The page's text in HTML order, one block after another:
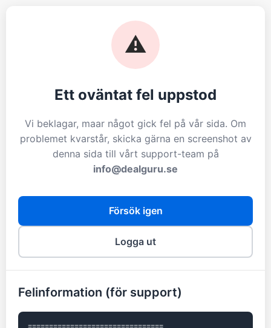
⚠️
Ett oväntat fel uppstod
Vi beklagar, maar något gick fel på vår sida. Om
problemet kvarstår, skicka gärna en screenshot av
denna sida till vårt support-team på
info@dealguru.se
Försök igen
Logga ut
Felinformation (för support)